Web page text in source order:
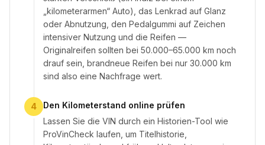
„kilometerarmen“ Auto), das Lenkrad auf Glanz
oder Abnutzung, den Pedalgummi auf Zeichen
intensiver Nutzung und die Reifen —
Originalreifen sollten bei 50.000–65.000 km noch
drauf sein, brandneue Reifen bei nur 30.000 km
sind also eine Nachfrage wert.
4
Den Kilometerstand online prüfen
Lassen Sie die VIN durch ein Historien-Tool wie
ProVinCheck laufen, um Titelhistorie,